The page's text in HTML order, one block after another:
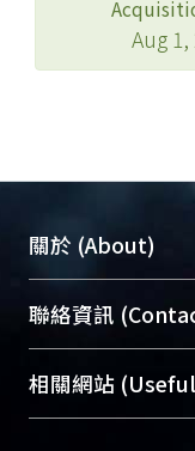
Aug 1,
關於 (About)
臺大位居世界頂
展現本校豐碩的
機構典藏（
台，成為臺大學
聯絡資訊
總館學科館員
醫學圖書館學科
相關網站